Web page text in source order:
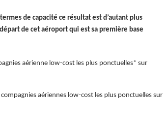
de capacité ce résultat est d’autant plus
de cet aéroport qui est sa première base
aérienne low-cost les plus ponctuelles* sur
aériennes low-cost les plus ponctuelles sur